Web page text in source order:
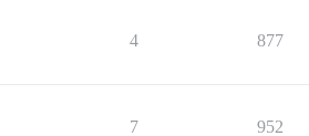
4 877
7 952